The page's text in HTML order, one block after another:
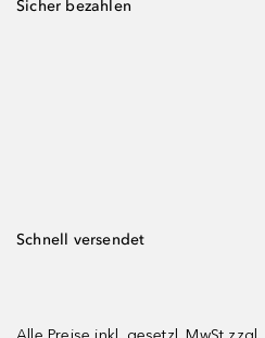
Sicher bezahlen
Schnell versendet